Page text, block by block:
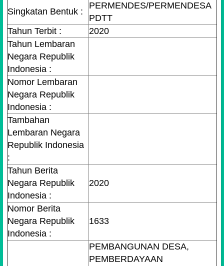
Singkatan Bentuk :
PERMENDES/PERMENDESA
PDTT
Tahun Terbit :
2020
Tahun Lembaran
Negara Republik
Indonesia :
Nomor Lembaran
Negara Republik
Indonesia :
Tambahan
Lembaran Negara
Republik Indonesia
:
Tahun Berita
Negara Republik
Indonesia :
2020
Nomor Berita
Negara Republik
Indonesia :
1633
PEMBANGUNAN DESA,
PEMBERDAYAAN